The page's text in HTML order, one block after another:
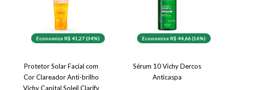
Economize R$ 41,27 (34%)
Protetor Solar Facial com
Cor Clareador Anti-brilho
Vichy Capital Soleil Clarify
Economize R$ 44,66 (16%)
Sérum 10 Vichy Dercos
Anticaspa